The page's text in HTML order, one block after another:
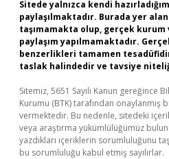
Sitede yalnızca kendi
paylaşılmaktadır. Burada yer
taşımamakta olup, gerçek kurum
paylaşım yapılmamaktadır.
benzerlikleri tamamen
taslak halindedir ve tavsiye
Sitemiz, 5651 Sayılı Kanun gereğince
Kurumu (BTK) tarafından onaylanmış
vermektedir. Bu nedenle, sitedeki
veya araştırma yükümlülüğümüz
yazdıkları içeriklerin sorumluluğunu
bu sorumluluğu kabul etmiş sayılırlar.